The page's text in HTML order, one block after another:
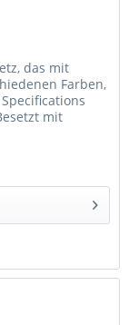
das mit
Farben,
mit